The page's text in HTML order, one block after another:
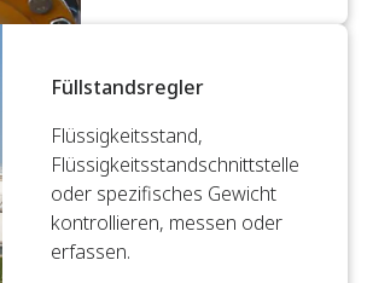
Füllstandsregler
Flüssigkeitsstand,
Flüssigkeitsstandschnittstelle
oder spezifisches Gewicht
kontrollieren, messen oder
erfassen.